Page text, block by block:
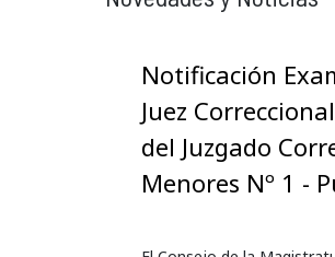
Notificación
Juez
del Juzgado
Menores Nº 1 -